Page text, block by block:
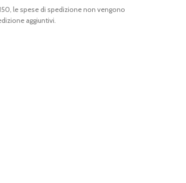
le spese di spedizione non vengono
aggiuntivi.